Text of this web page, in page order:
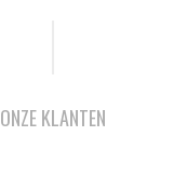
ONZE KLANTEN